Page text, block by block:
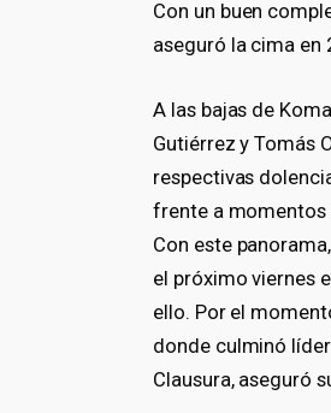
Con un buen
aseguró la cima en
A las bajas de
Gutiérrez y Tomás
respectivas
frente a momentos
Con este
el próximo viernes
ello. Por el
donde culminó
Clausura, aseguró